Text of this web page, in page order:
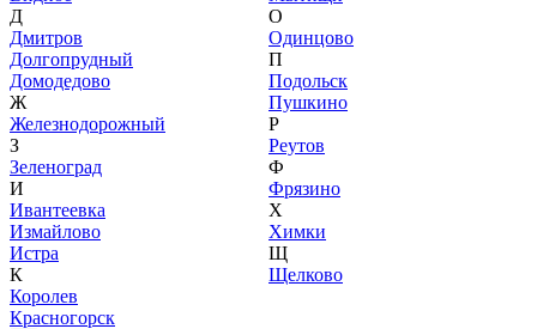
Д
Дмитров
Долгопрудный
Домодедово
Ж
Железнодорожный
З
Зеленоград
И
Ивантеевка
Измайлово
Истра
К
Королев
Красногорск
О
Одинцово
П
Подольск
Пушкино
Р
Реутов
Ф
Фрязино
Х
Химки
Щ
Щелково